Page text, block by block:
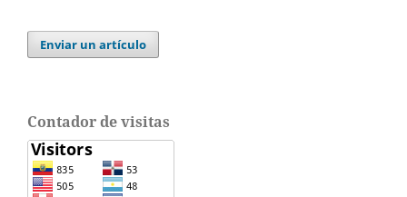
Enviar un artículo
Contador de visitas